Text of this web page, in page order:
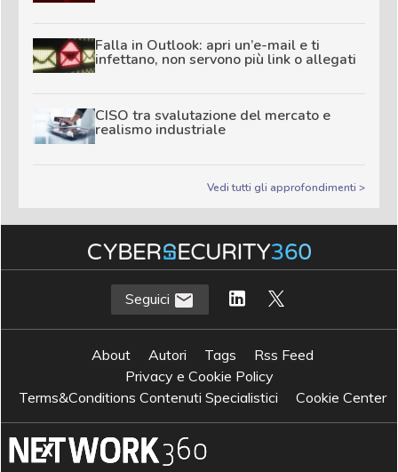
Falla in Outlook: apri un’e-mail e ti
infettano, non servono più link o allegati
CISO tra svalutazione del mercato e
realismo industriale
Vedi tutti gli approfondimenti >
Seguici
About Autori Tags
Rss Feed
Privacy e Cookie Policy
Terms&Conditions Contenuti Specialistici
Cookie Center